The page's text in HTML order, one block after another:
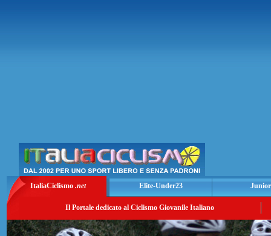
ItaliaCiclismo .net Elite-Under23
Il Portale dedicato al Ciclismo Giovanile Italiano